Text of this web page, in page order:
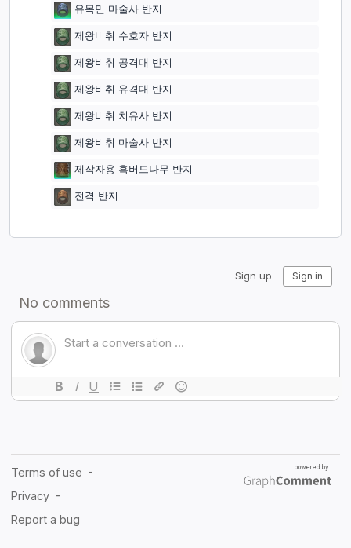
유목민 마술사 반지
제왕비취 수호자 반지
제왕비취 공격대 반지
제왕비취 유격대 반지
제왕비취 치유사 반지
제왕비취 마술사 반지
제작자용 흑버드나무 반지
전격 반지